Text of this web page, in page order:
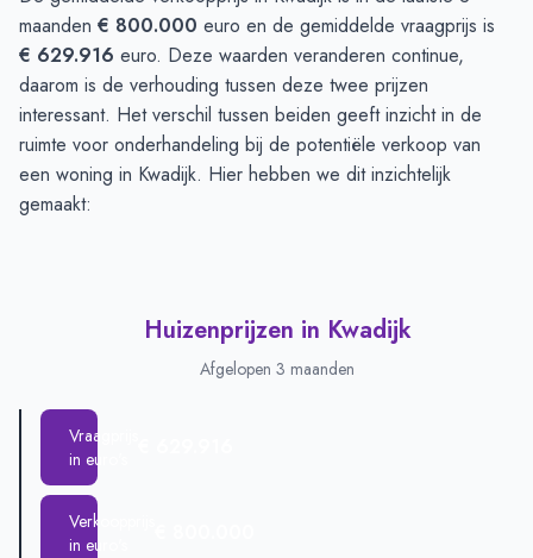
maanden € 800.000 euro en de gemiddelde vraagprijs is
€ 629.916 euro. Deze waarden veranderen continue,
daarom is de verhouding tussen deze twee prijzen
interessant. Het verschil tussen beiden geeft inzicht in de
ruimte voor onderhandeling bij de potentiële verkoop van
een woning in Kwadijk. Hier hebben we dit inzichtelijk
gemaakt:
Huizenprijzen in Kwadijk
Afgelopen 3 maanden
Vraagprijs
in euro's
Verkoopprijs
in euro's